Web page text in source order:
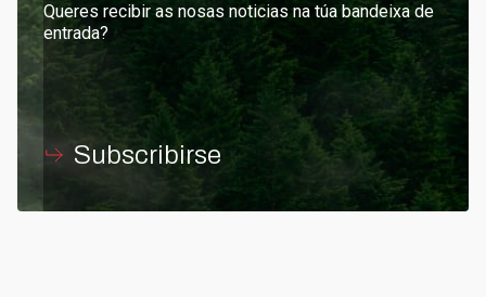
Queres recibir as nosas noticias na túa bandeixa de
entrada?
Subscribirse